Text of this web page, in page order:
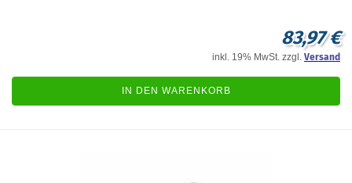
83,97 €
inkl. 19% MwSt. zzgl. Versand
IN DEN WARENKORB